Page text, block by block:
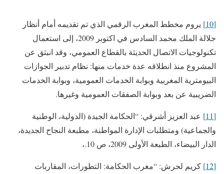
[10]
يروم مخطط المغرب الرقمي الذي تم تقديمه أمام أنظار
جلالة الملك محمد السادس في اكتوبر 2009، إلى استعمال
تكنولوجيات الاتصال الحديثة بالقطاع العمومي، وقد انبثق عن
المشروع منذ انطلاقه عدة خدمات منها: نظام تدبير الجوازات
البيومترية المغربية وبوابة الخدمات العمومية، وبوابة الخدمات
الضريبية عن بعد وبوابة الصفقات العمومية وغيرها.
[11]
عبد العزيز أشرقي: “الحكامة الجيدة (الدولية، الوطنية
والجماعية) ومتطلبات الإدارة المواطنة، مطبعة النجاح الجديدة،
الدار البيضاء، الطبعة الأولى 2009، ص 10.،
[12]
كريم لحرش: “مغرب الحكامة: التطورات، المقاربات